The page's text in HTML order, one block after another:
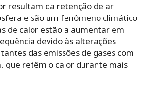
resultam da retenção de ar
e são um fenômeno climático
de calor estão a aumentar em
devido às alterações
das emissões de gases com
que retêm o calor durante mais